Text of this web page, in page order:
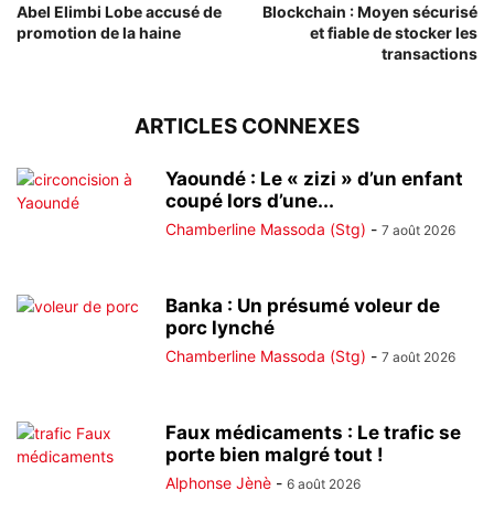
Abel Elimbi Lobe accusé de
promotion de la haine
Blockchain : Moyen sécurisé
et fiable de stocker les
transactions
ARTICLES CONNEXES
Yaoundé : Le « zizi » d’un enfant
coupé lors d’une...
Chamberline Massoda (Stg) - 7 août 2026
Banka : Un présumé voleur de
porc lynché
Chamberline Massoda (Stg) - 7 août 2026
Faux médicaments : Le trafic se
porte bien malgré tout !
Alphonse Jènè - 6 août 2026